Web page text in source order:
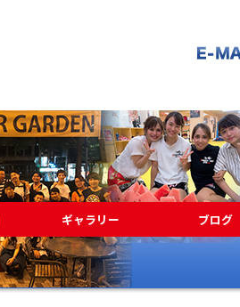
ギャラリー ブログ